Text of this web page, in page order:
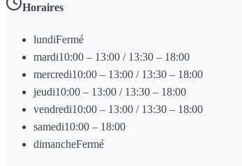
Horaires
lundiFermé
mardi10:00 – 13:00 / 13:30 – 18:00
mercredi10:00 – 13:00 / 13:30 – 18:00
jeudi10:00 – 13:00 / 13:30 – 18:00
vendredi10:00 – 13:00 / 13:30 – 18:00
samedi10:00 – 18:00
dimancheFermé